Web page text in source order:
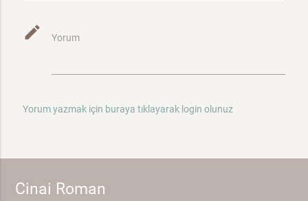
mode_edit Yorum
Yorum yazmak için buraya tıklayarak login olunuz
Cinai Roman